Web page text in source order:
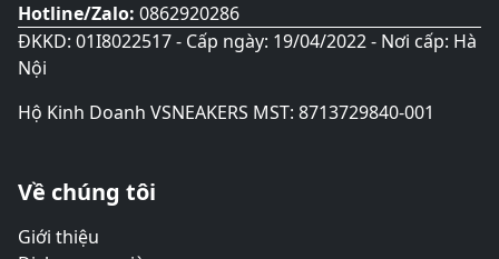
Hotline/Zalo: 0862920286
ĐKKD: 01I8022517 - Cấp ngày: 19/04/2022 - Nơi cấp: Hà
Nội
Hộ Kinh Doanh VSNEAKERS MST: 8713729840-001
Về chúng tôi
Giới thiệu